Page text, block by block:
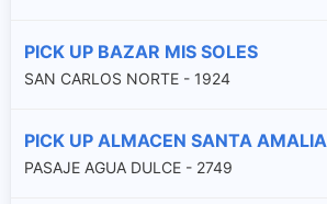
PICK UP BAZAR MIS SOLES
SAN CARLOS NORTE - 1924
PICK UP ALMACEN SANTA AMALIA
PASAJE AGUA DULCE - 2749